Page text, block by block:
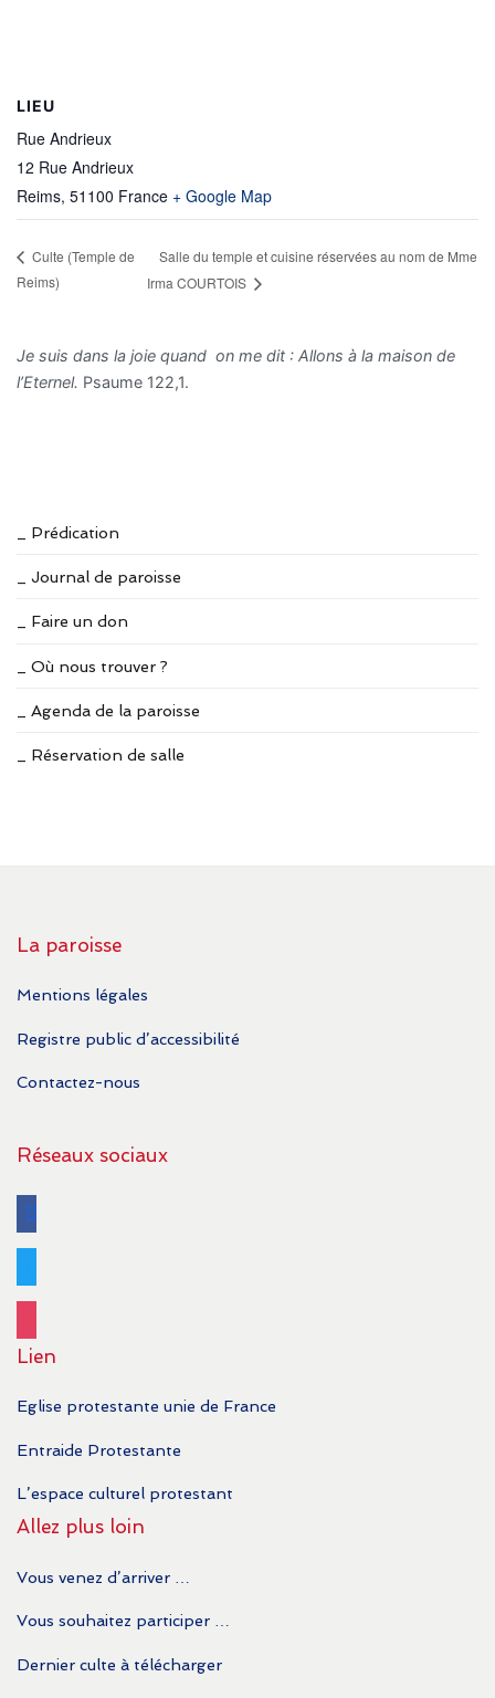
LIEU
Rue Andrieux
12 Rue Andrieux
Reims, 51100 France + Google Map
Culte (Temple de
Reims)
Salle du temple et cuisine réservées au nom de Mme
Irma COURTOIS
Je suis dans la joie quand on me dit : Allons à la maison de
l’Eternel. Psaume 122,1.
_ Prédication
_ Journal de paroisse
_ Faire un don
_ Où nous trouver ?
_ Agenda de la paroisse
_ Réservation de salle
La paroisse
Mentions légales
Registre public d’accessibilité
Contactez-nous
Réseaux sociaux
facebook
Lien
Eglise protestante unie de France
Entraide Protestante
L’espace culturel protestant
Allez plus loin
Vous venez d’arriver …
Vous souhaitez participer …
Dernier culte à télécharger